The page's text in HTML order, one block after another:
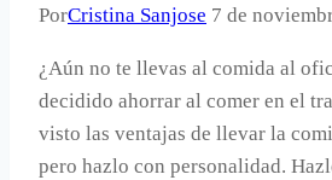
PorCristina Sanjose 7 de
¿Aún no te llevas al comida al
decidido ahorrar al comer en el
visto las ventajas de llevar la
pero hazlo con personalidad.